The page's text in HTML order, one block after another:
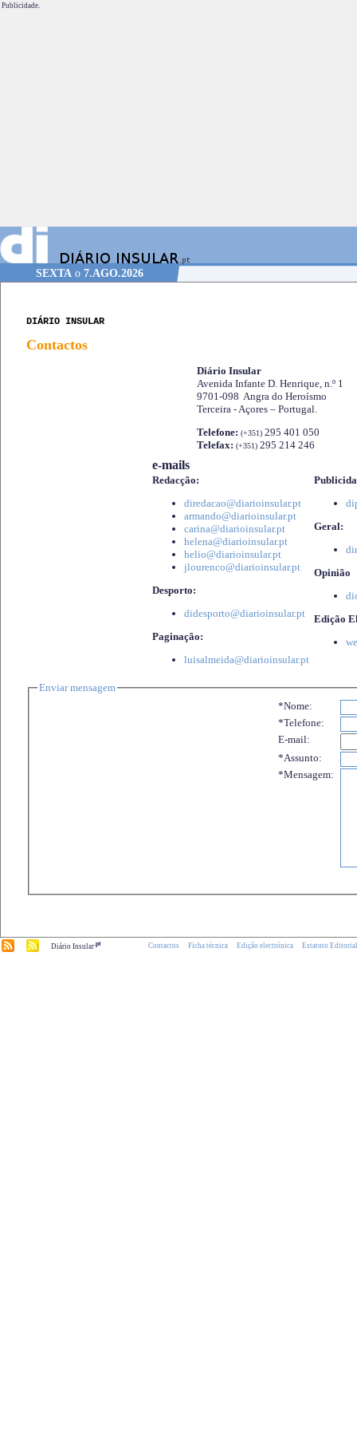
Publicidade.
SEXTA o 7.AGO.2026
DIÁRIO INSULAR
Contactos
Diário Insular
Avenida Infante D. Henrique, n.º 1
9701-098 Angra do Heroísmo
Terceira - Açores – Portugal.
Telefone: (+351) 295 401 050
Telefax: (+351) 295 214 246
e-mails
Redacção:
diredacao@diarioinsular.pt
armando@diarioinsular.pt
carina@diarioinsular.pt
helena@diarioinsular.pt
helio@diarioinsular.pt
jlourenco@diarioinsular.pt
Desporto:
didesporto@diarioinsular.pt
Paginação:
luisalmeida@diarioinsular.pt
Geral:
Opinião
Edição
Enviar mensagem
*Nome:
*Telefone:
E-mail:
*Assunto:
*Mensagem:
Diário Insular.pt Contactos Ficha técnica Edição electrónica Estatuto Editorial